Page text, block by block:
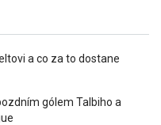
a co za to dostane
gólem Talbiho a